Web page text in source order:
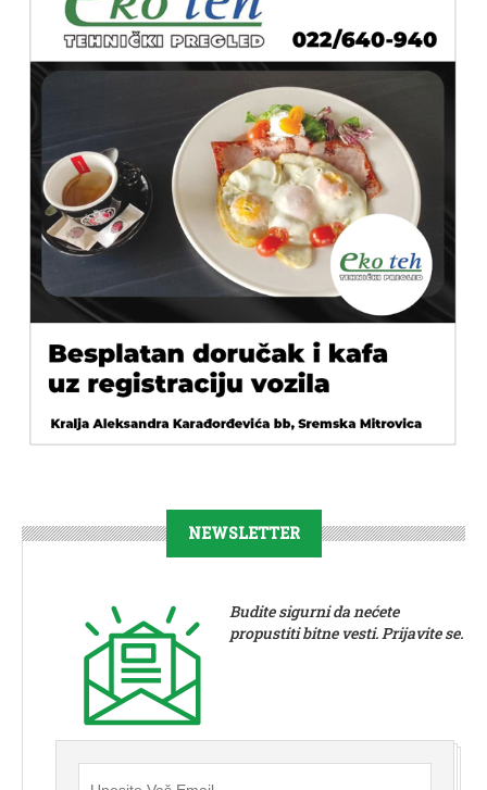
NEWSLETTER
Budite sigurni da nećete
propustiti bitne vesti. Prijavite se.